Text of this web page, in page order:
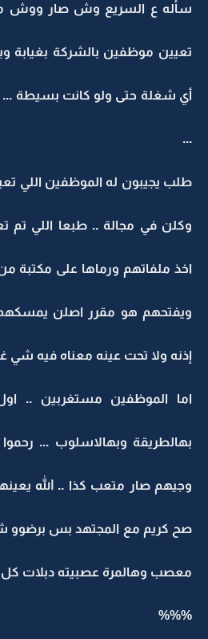
سأله ع السريع وش صار ووش
تعيين موظفين بالشركة بغيابة
أي شغلة حتى ولو كانت بسيطة ...
...
طلب يجيبون له الموظفين اللي
وكلن في مجالة .. طبعا اللي تم
اخذ ملفاتهم ورماها على مكتبة
ويفتحهم هو مقرر اصلن
إذنه ولا تحت عينه معناه فيه شي
اما الموظفين مستغربين ..
بهالطريقة وبهالاسلوب ...
وجيهم صار متعب كذا .. الله
صح كريم مع المجتهد بس برضوو
معصب وهالمرة عصبيته دبلات كل
%%%